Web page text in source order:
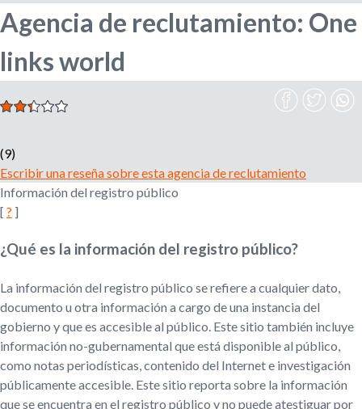
r
i
o
e
s
q
u
l
e
p
e
r
,
c
u
t
d
o
r
o
Agencia de reclutamiento: One
links world
(9)
Escribir una reseña sobre esta agencia de reclutamiento
Información del registro público
[ ? ]
¿Qué es la información del registro público?
La información del registro público se refiere a cualquier dato,
documento u otra información a cargo de una instancia del
gobierno y que es accesible al público. Este sitio también incluye
información no-gubernamental que está disponible al público,
como notas periodísticas, contenido del Internet e investigación
públicamente accesible. Este sitio reporta sobre la información
que se encuentra en el registro público y no puede atestiguar por